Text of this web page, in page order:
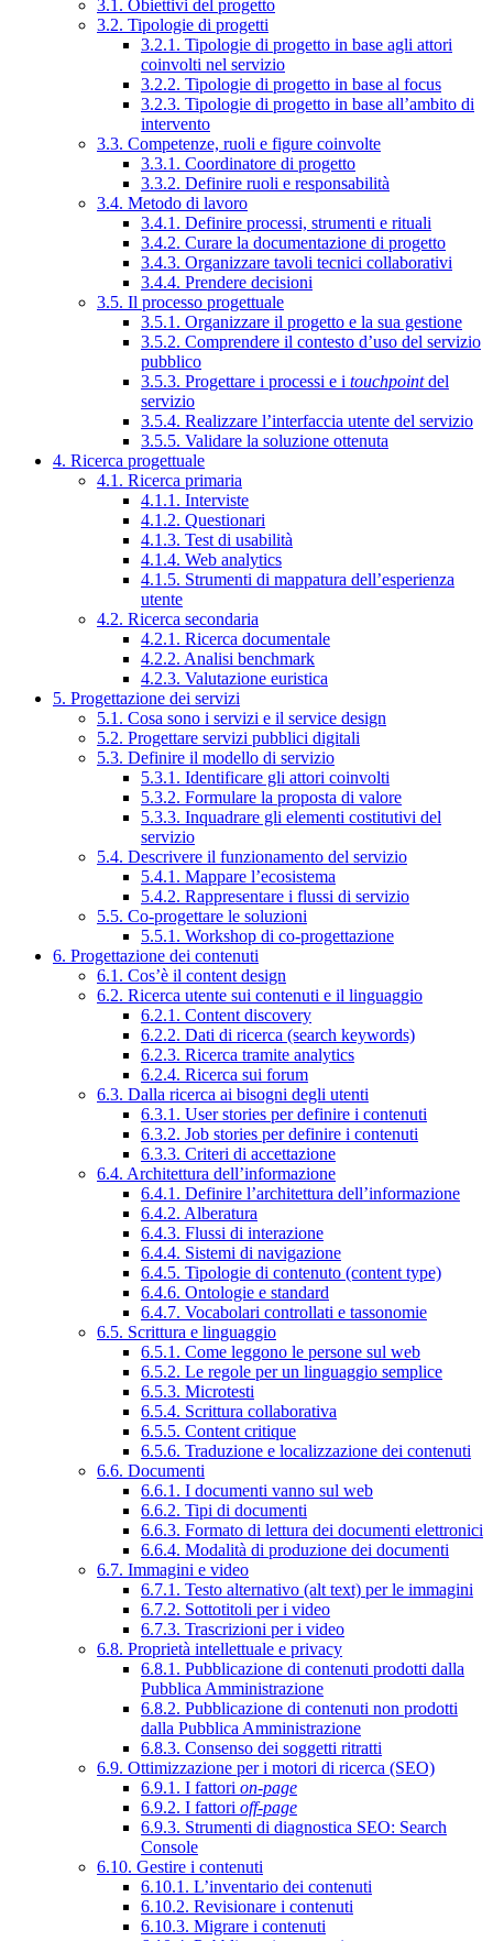
3.1. Obiettivi del progetto
3.2. Tipologie di progetti
3.2.1. Tipologie di progetto in base agli attori
coinvolti nel servizio
3.2.2. Tipologie di progetto in base al focus
3.2.3. Tipologie di progetto in base all’ambito di
intervento
3.3. Competenze, ruoli e figure coinvolte
3.3.1. Coordinatore di progetto
3.3.2. Definire ruoli e responsabilità
3.4. Metodo di lavoro
3.4.1. Definire processi, strumenti e rituali
3.4.2. Curare la documentazione di progetto
3.4.3. Organizzare tavoli tecnici collaborativi
3.4.4. Prendere decisioni
3.5. Il processo progettuale
3.5.1. Organizzare il progetto e la sua gestione
3.5.2. Comprendere il contesto d’uso del servizio
pubblico
3.5.3. Progettare i processi e i touchpointdel
servizio
3.5.4. Realizzare l’interfaccia utente del servizio
3.5.5. Validare la soluzione ottenuta
4. Ricerca progettuale
4.1. Ricerca primaria
4.1.1. Interviste
4.1.2. Questionari
4.1.3. Test di usabilità
4.1.4. Web analytics
4.1.5. Strumenti di mappatura dell’esperienza
utente
4.2. Ricerca secondaria
4.2.1. Ricerca documentale
4.2.2. Analisi benchmark
4.2.3. Valutazione euristica
5. Progettazione dei servizi
5.1. Cosa sono i servizi e il service design
5.2. Progettare servizi pubblici digitali
5.3. Definire il modello di servizio
5.3.1. Identificare gli attori coinvolti
5.3.2. Formulare la proposta di valore
5.3.3. Inquadrare gli elementi costitutivi del
servizio
5.4. Descrivere il funzionamento del servizio
5.4.1. Mappare l’ecosistema
5.4.2. Rappresentare i flussi di servizio
5.5. Co-progettare le soluzioni
5.5.1. Workshop di co-progettazione
6. Progettazione dei contenuti
6.1. Cos’è il content design
6.2. Ricerca utente sui contenuti e il linguaggio
6.2.1. Content discovery
6.2.2. Dati di ricerca (search keywords)
6.2.3. Ricerca tramite analytics
6.2.4. Ricerca sui forum
6.3. Dalla ricerca ai bisogni degli utenti
6.3.1. User stories per definire i contenuti
6.3.2. Job stories per definire i contenuti
6.3.3. Criteri di accettazione
6.4. Architettura dell’informazione
6.4.1. Definire l’architettura dell’informazione
6.4.2. Alberatura
6.4.3. Flussi di interazione
6.4.4. Sistemi di navigazione
6.4.5. Tipologie di contenuto (content type)
6.4.6. Ontologie e standard
6.4.7. Vocabolari controllati e tassonomie
6.5. Scrittura e linguaggio
6.5.1. Come leggono le persone sul web
6.5.2. Le regole per un linguaggio semplice
6.5.3. Microtesti
6.5.4. Scrittura collaborativa
6.5.5. Content critique
6.5.6. Traduzione e localizzazione dei contenuti
6.6. Documenti
6.6.1. I documenti vanno sul web
6.6.2. Tipi di documenti
6.6.3. Formato di lettura dei documenti elettronici
6.6.4. Modalità di produzione dei documenti
6.7. Immagini e video
6.7.1. Testo alternativo (alt text) per le immagini
6.7.2. Sottotitoli per i video
6.7.3. Trascrizioni per i video
6.8. Proprietà intellettuale e privacy
6.8.1. Pubblicazione di contenuti prodotti dalla
Pubblica Amministrazione
6.8.2. Pubblicazione di contenuti non prodotti
dalla Pubblica Amministrazione
6.8.3. Consenso dei soggetti ritratti
6.9. Ottimizzazione per i motori di ricerca (SEO)
6.9.1. I fattori on-page
6.9.2. I fattori off-page
6.9.3. Strumenti di diagnostica SEO: Search
Console
6.10. Gestire i contenuti
6.10.1. L’inventario dei contenuti
6.10.2. Revisionare i contenuti
6.10.3. Migrare i contenuti